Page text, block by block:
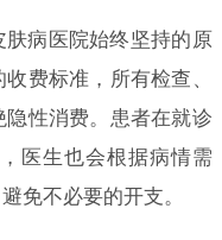
病医院始终坚持的原
费标准，所有检查、
性消费。患者在就诊
医生也会根据病情需
免不必要的开支。